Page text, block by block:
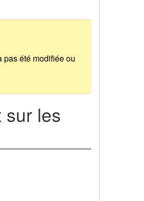
pas été modifiée ou
sur les